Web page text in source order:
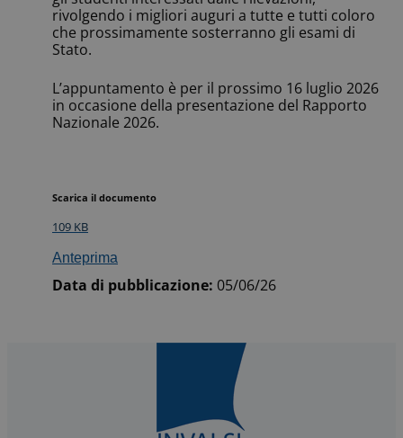
rivolgendo i migliori auguri a tutte e tutti coloro
che prossimamente sosterranno gli esami di
Stato.
L’appuntamento è per il prossimo 16 luglio 2026
in occasione della presentazione del Rapporto
Nazionale 2026.
Scarica il documento
109 KB
Anteprima
Data di pubblicazione: 05/06/26